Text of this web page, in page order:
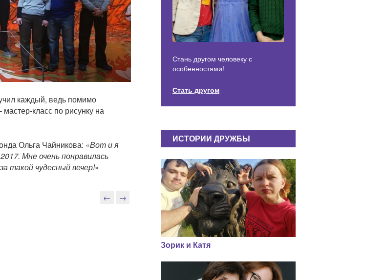
каждый, ведь помимо
класс по рисунку на
Ольга Чайникова: «Вот и я
Мне очень понравилась
такой чудесный вечер!»
← →
Стань другом человеку с
особенностями!
Стать другом
ИСТОРИИ ДРУЖБЫ
Зорик и Катя